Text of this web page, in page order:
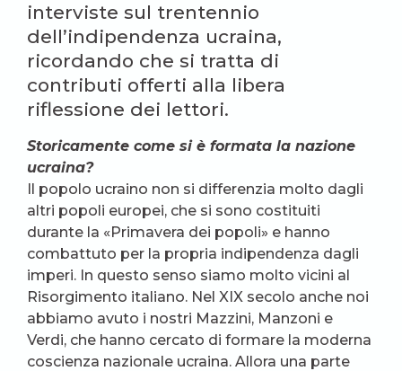
interviste sul trentennio
dell’indipendenza ucraina,
ricordando che si tratta di
contributi offerti alla libera
riflessione dei lettori.
Storicamente come si è formata la nazione
ucraina?
Il popolo ucraino non si differenzia molto dagli
altri popoli europei, che si sono costituiti
durante la «Primavera dei popoli» e hanno
combattuto per la propria indipendenza dagli
imperi. In questo senso siamo molto vicini al
Risorgimento italiano. Nel XIX secolo anche noi
abbiamo avuto i nostri Mazzini, Manzoni e
Verdi, che hanno cercato di formare la moderna
coscienza nazionale ucraina. Allora una parte